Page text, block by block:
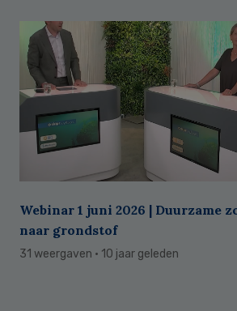
Webinar 1 juni 2026 | Duurzame
naar grondstof
31 weergaven · 10 jaar geleden